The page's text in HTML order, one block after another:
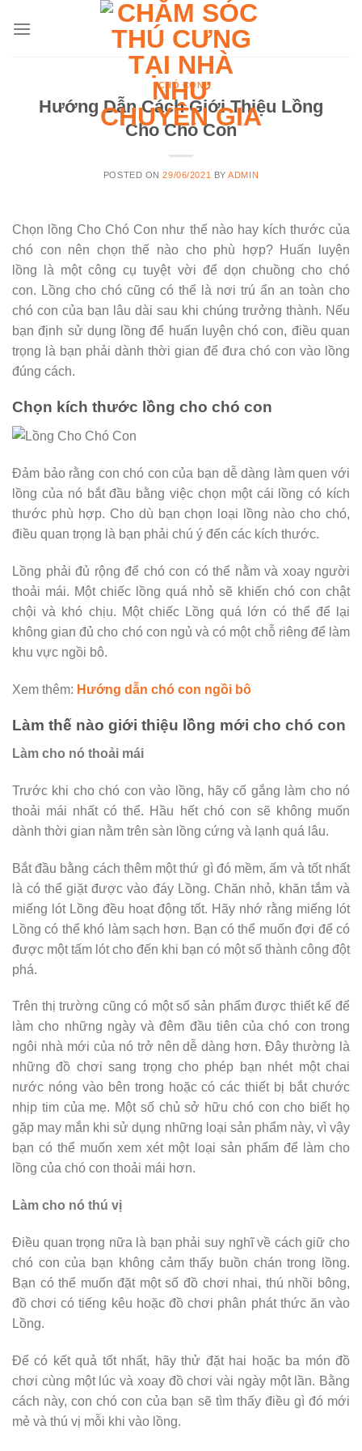
CHÓ CON
Hướng Dẫn Cách Giới Thiệu Lồng
Cho Chó Con
POSTED ON29/06/2021 BYADMIN
Chọn lồng Cho Chó Con như thế nào hay kích thước của
chó con nên chọn thế nào cho phù hợp? Huấn luyện
lồng là một công cụ tuyệt vời để dọn chuồng cho chó
con. Lồng cho chó cũng có thể là nơi trú ẩn an toàn cho
chó con của bạn lâu dài sau khi chúng trưởng thành. Nếu
bạn định sử dụng lồng để huấn luyện chó con, điều quan
trọng là bạn phải dành thời gian để đưa chó con vào lồng
đúng cách.
Chọn kích thước lồng cho chó con
Đảm bảo rằng con chó con của bạn dễ dàng làm quen với
lồng của nó bắt đầu bằng việc chọn một cái lồng có kích
thước phù hợp. Cho dù bạn chọn loại lồng nào cho chó,
điều quan trọng là bạn phải chú ý đến các kích thước.
Lồng phải đủ rộng để chó con có thể nằm và xoay người
thoải mái. Một chiếc lồng quá nhỏ sẽ khiến chó con chật
chội và khó chịu. Một chiếc Lồng quá lớn có thể để lại
không gian đủ cho chó con ngủ và có một chỗ riêng để làm
khu vực ngồi bô.
Xem thêm: Hướng dẫn chó con ngồi bô
Làm thế nào giới thiệu lồng mới cho chó con
Làm cho nó thoải mái
Trước khi cho chó con vào lồng, hãy cố gắng làm cho nó
thoải mái nhất có thể. Hầu hết chó con sẽ không muốn
dành thời gian nằm trên sàn lồng cứng và lạnh quá lâu.
Bắt đầu bằng cách thêm một thứ gì đó mềm, ấm và tốt nhất
là có thể giặt được vào đáy Lồng. Chăn nhỏ, khăn tắm và
miếng lót Lồng đều hoạt động tốt. Hãy nhớ rằng miếng lót
Lồng có thể khó làm sạch hơn. Bạn có thể muốn đợi để có
được một tấm lót cho đến khi bạn có một số thành công đột
phá.
Trên thị trường cũng có một số sản phẩm được thiết kế để
làm cho những ngày và đêm đầu tiên của chó con trong
ngôi nhà mới của nó trở nên dễ dàng hơn. Đây thường là
những đồ chơi sang trọng cho phép bạn nhét một chai
nước nóng vào bên trong hoặc có các thiết bị bắt chước
nhịp tim của mẹ. Một số chủ sở hữu chó con cho biết họ
gặp may mắn khi sử dụng những loại sản phẩm này, vì vậy
bạn có thể muốn xem xét một loại sản phẩm để làm cho
lồng của chó con thoải mái hơn.
Làm cho nó thú vị
Điều quan trọng nữa là bạn phải suy nghĩ về cách giữ cho
chó con của bạn không cảm thấy buồn chán trong lồng.
Bạn có thể muốn đặt một số đồ chơi nhai, thú nhồi bông,
đồ chơi có tiếng kêu hoặc đồ chơi phân phát thức ăn vào
Lồng.
Để có kết quả tốt nhất, hãy thử đặt hai hoặc ba món đồ
chơi cùng một lúc và xoay đồ chơi vài ngày một lần. Bằng
cách này, con chó con của bạn sẽ tìm thấy điều gì đó mới
mẻ và thú vị mỗi khi vào lồng.